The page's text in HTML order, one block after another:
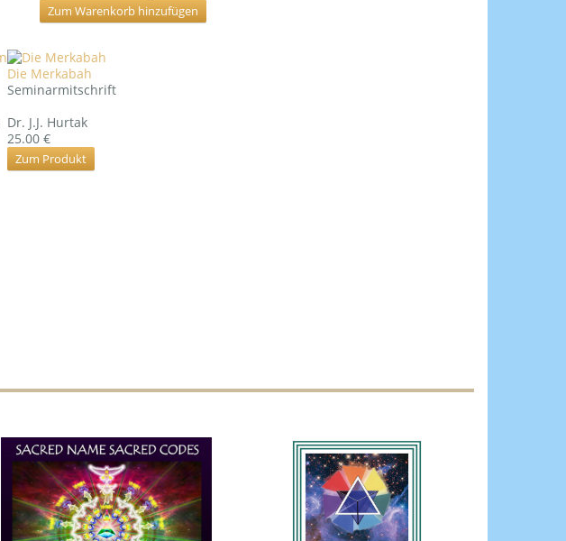
Die Merkabah
Seminarmitschrift
Dr. J.J. Hurtak
25.00 €
Zum Produkt